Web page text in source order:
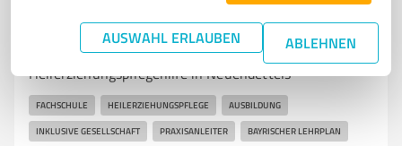
AUSWAHL ERLAUBEN ABLEHNEN
Heilerziehungspflege
Ausbildung in Heilerziehungspflege und
Heilerziehungspflegehilfe in Neuendettels
FACHSCHULE HEILERZIEHUNGSPFLEGE AUSBILDUNG
INKLUSIVE GESELLSCHAFT PRAXISANLEITER BAYRISCHER LEHRPLAN